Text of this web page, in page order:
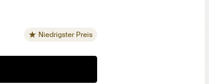
Niedrigster Preis